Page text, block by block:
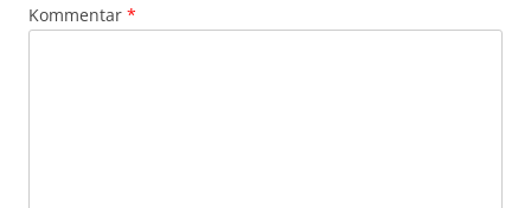
Kommentar *